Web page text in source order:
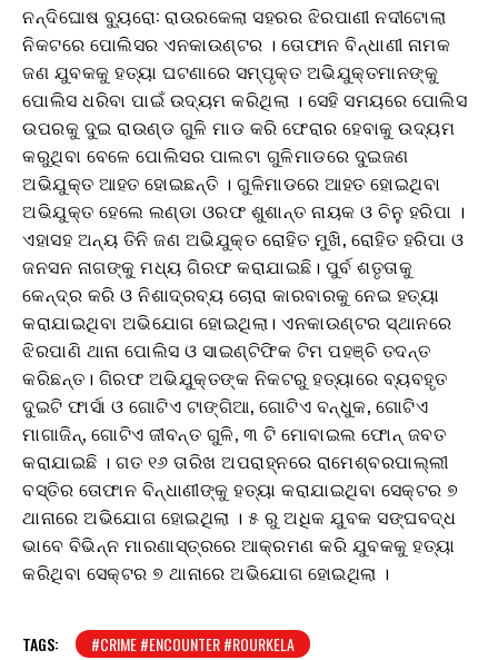
ନନ୍ଦିଘୋଷ ବ୍ୟୁରୋ: ରାଉରକେଲା ସହରର ଝିରପାଣୀ ନଦୀଟୋଲା
ନିକଟରେ ପୋଲିସର ଏନକାଉଣ୍ଟର । ତୋଫାନ ବିନ୍ଧାଣୀ ନାମକ
ଜଣ ଯୁବକକୁ ହତ୍ୟା ଘଟଣାରେ ସମ୍ପୃକ୍ତ ଅଭିଯୁକ୍ତମାନଙ୍କୁ
ପୋଲିସ ଧରିବା ପାଇଁ ଉଦ୍ୟମ କରିଥିଲା । ସେହି ସମୟରେ ପୋଲିସ
ଉପରକୁ ଦୁଇ ରାଉଣ୍ଡ ଗୁଳି ମାଡ କରି ଫେରାର ହେବାକୁ ଉଦ୍ୟମ
କରୁଥିବା ବେଳେ ପୋଲିସର ପାଲଟା ଗୁଳିମାଡରେ ଦୁଇଜଣ
ଅଭିଯୁକ୍ତ ଆହତ ହୋଇଛନ୍ତି । ଗୁଳିମାଡରେ ଆହତ ହୋଇଥିବା
ଅଭିଯୁକ୍ତ ହେଲେ ଲଣ୍ଡା ଓରଫ ଶୁଶାନ୍ତ ନାୟକ ଓ ଚିନୁ ହରିପା ।
ଏହାସହ ଅନ୍ୟ ତିନି ଜଣ ଅଭିଯୁକ୍ତ ରୋହିତ ମୁଖି, ରୋହିତ ହରିପା ଓ
ଜନସନ ନାଗଙ୍କୁ ମଧ୍ୟ ଗିରଫ କରାଯାଇଛି। ପୁର୍ବ ଶତୃତାକୁ
କେନ୍ଦ୍ର କରି ଓ ନିଶାଦ୍ରବ୍ୟ ଚୋରା କାରବାରକୁ ନେଇ ହତ୍ୟା
କରାଯାଇଥିବା ଅଭିଯୋଗ ହୋଇଥିଲା। ଏନକାଉଣ୍ଟର ସ୍ଥାନରେ
ଝିରପାଣି ଥାନା ପୋଲିସ ଓ ସାଇଣ୍ଟିଫିକ ଟିମ ପହଞ୍ଚି ତଦନ୍ତ
କରିଛନ୍ତ। ଗିରଫ ଅଭିଯୁକ୍ତଙ୍କ ନିକଟରୁ ହତ୍ୟାରେ ବ୍ୟବହୃତ
ଦୁଇଟି ଫାର୍ସା ଓ ଗୋଟିଏ ଟାଙ୍ଗିଆ, ଗୋଟିଏ ବନ୍ଧୁକ, ଗୋଟିଏ
ମାଗାଜିନ୍, ଗୋଟିଏ ଜୀବନ୍ତ ଗୁଳି, ୩ ଟି ମୋବାଇଲ ଫୋନ୍ ଜବତ
କରାଯାଇଛି । ଗତ ୧୬ ତାରିଖ ଅପରାହ୍ନରେ ରାମେଶ୍ବରପାଲ୍ଲୀ
ବସ୍ତିର ତୋଫାନ ବିନ୍ଧାଣୀଙ୍କୁ ହତ୍ୟା କରାଯାଇଥିବା ସେକ୍ଟର ୭
ଥାନାରେ ଅଭିଯୋଗ ହୋଇଥିଲା । ୫ ରୁ ଅଧିକ ଯୁବକ ସଙ୍ଘବଦ୍ଧ
ଭାବେ ବିଭିନ୍ନ ମାରଣାସ୍ତ୍ରରେ ଆକ୍ରମଣ କରି ଯୁବକକୁ ହତ୍ୟା
କରିଥିବା ସେକ୍ଟର ୭ ଥାନାରେ ଅଭିଯୋଗ ହୋଇଥିଲା ।
TAGS: #CRIME #ENCOUNTER #ROURKELA